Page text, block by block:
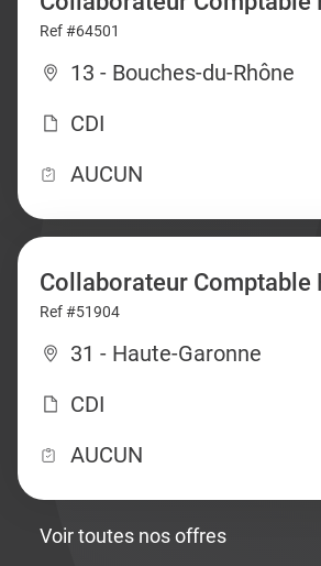
Ref #64501
13 - Bouches-du-Rhône
CDI
AUCUN
Collaborateur Comptable
Ref #51904
31 - Haute-Garonne
CDI
AUCUN
Voir toutes nos offres